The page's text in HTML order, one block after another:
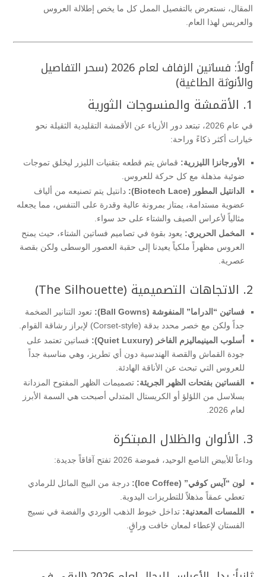
المقال، نستعرض بالتفصيل الممل كل ما يخص إطلالة العروس
والعريس لهذا العام.
أولاً: فساتين الزفاف لعام 2026 (سحر التفاصيل
والأنوثة الطاغية)
1. الأقمشة والمنسوجات الثورية
في عام 2026، تبتعد دور الأزياء عن الأقمشة التقليدية الثقيلة نحو
خيارات أكثر ذكاءً وراحة:
الأورجانزا الليزرية: قماش يتم قطعه بتقنيات الليزر ليخلق تموجات
ضوئية مذهلة مع كل حركة للعروس.
الدانتيل المطور (Biotech Lace):
دانتيل يتم تصنيعه من ألياف
عضوية مستدامة، يمتاز بمرونة عالية وقدرة على التنفس، مما يجعله
مثالياً لأعراس الصيف والشتاء على حد سواء.
المخمل الحريري: يعود بقوة في تصاميم فساتين الشتاء، حيث يمنح
العروس مظهراً ملكياً يعيدنا إلى حقبة العصور الوسطى ولكن بقصة
عصرية.
2. الاتجاهات التصميمية (The Silhouette)
فساتين “الدراما” المنفوشة (Ball Gowns):
تعود التنانير الضخمة
جداً ولكن مع خصر محدد بدقة (Corset-style) لإبراز رشاقة القوام.
أسلوب المينيماليزم الفاخر (Quiet Luxury):
فساتين تعتمد على
جودة القماش والقصة الهندسية دون أي تطريز، وهي مناسبة جداً
للعروس التي تبحث عن الأناقة الهادئة.
الفساتين بفتحات الظهر الجريئة: تصميمات الظهر المفتوح المزدانة
بسلاسل من اللؤلؤ أو الكريستال المتدلي أصبحت هي السمة الأبرز
لعام 2026.
3. الألوان والظلال المبتكرة
وداعاً للأبيض الناصع الوحيد، فموضة 2026 تفتح آفاقاً جديدة:
لون “آيس كوفي” (Ice Coffee):
درجة من البيج المائل للرمادي
تعطي عمقاً مذهلاً للتطريزات اليدوية.
اللمسات المعدنية: تداخل خيوط الذهب الوردي والفضة في نسيج
الفستان لإعطاء لمعان خافت وراقٍ.